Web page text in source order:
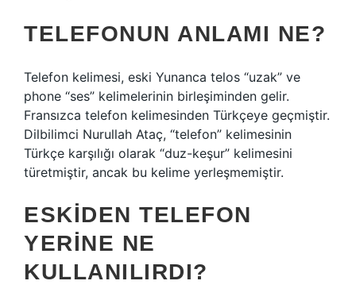
TELEFONUN ANLAMI NE?
Telefon kelimesi, eski Yunanca telos “uzak” ve
phone “ses” kelimelerinin birleşiminden gelir.
Fransızca telefon kelimesinden Türkçeye geçmiştir.
Dilbilimci Nurullah Ataç, “telefon” kelimesinin
Türkçe karşılığı olarak “duz-keşur” kelimesini
türetmiştir, ancak bu kelime yerleşmemiştir.
ESKIDEN TELEFON
YERINE NE
KULLANILIRDI?